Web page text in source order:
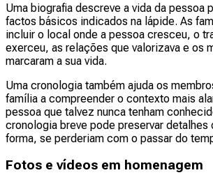
Uma biografia descreve a vida da pessoa
factos básicos indicados na lápide. As
incluir o local onde a pessoa cresceu, o
exerceu, as relações que valorizava e os
marcaram a sua vida.
Uma cronologia também ajuda os
família a compreender o contexto mais
pessoa que talvez nunca tenham
cronologia breve pode preservar detalhes
forma, se perderiam com o passar do
Fotos e vídeos em homenagem